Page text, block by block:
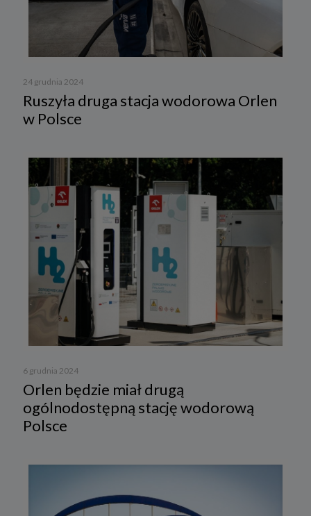
24 grudnia 2024
Ruszyła druga stacja wodorowa Orlen
w Polsce
6 grudnia 2024
Orlen będzie miał drugą
ogólnodostępną stację wodorową
Polsce